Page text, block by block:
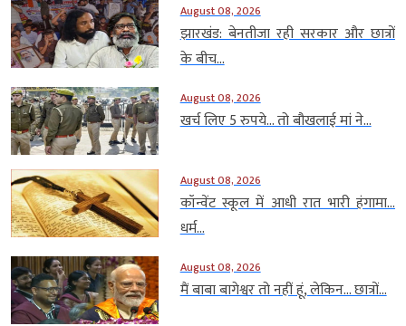
August 08, 2026
झारखंड: बेनतीजा रही सरकार और छात्रों
के बीच...
August 08, 2026
खर्च लिए 5 रुपये… तो बौखलाई मां ने...
August 08, 2026
कॉन्वेंट स्कूल में आधी रात भारी हंगामा…
धर्म...
August 08, 2026
मैं बाबा बागेश्वर तो नहीं हूं, लेकिन… छात्रों...